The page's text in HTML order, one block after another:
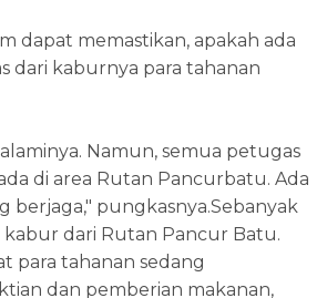
dapat memastikan, apakah ada
dari kaburnya para tahanan
Namun, semua petugas
di area Rutan Pancurbatu. Ada
berjaga," pungkasnya.Sebanyak
kabur dari Rutan Pancur Batu.
para tahanan sedang
dan pemberian makanan,